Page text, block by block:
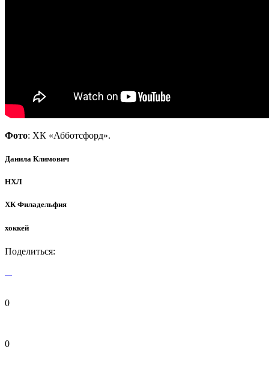
Фото: ХК «Абботсфорд».
Данила Климович
НХЛ
ХК Филадельфия
хоккей
Поделиться:
0
0